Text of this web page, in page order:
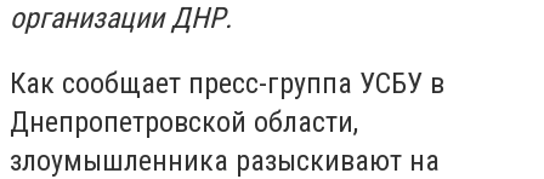
организации ДНР.
Как сообщает пресс-группа УСБУ в
Днепропетровской области,
злоумышленника разыскивают на